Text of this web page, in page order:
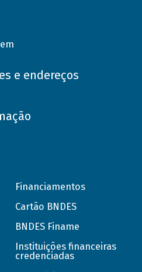
e endereços
Financiamentos
Cartão BNDES
BNDES Finame
Instituições financeiras
credenciadas